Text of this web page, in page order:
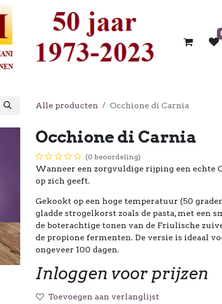
Alle producten Occhione di Carnia
Occhione di Carnia
(0 beoordeling)
Wanneer een zorgvuldige rijping een echte
op zich geeft.
Gekookt op een hoge temperatuur (50
gladde strogelkorst zoals de pasta, met een
de boterachtige tonen van de Friulische
de propione fermenten. De versie is ideaal
ongeveer 100 dagen.
Inloggen voor prijzen
Toevoegen aan verlanglijst